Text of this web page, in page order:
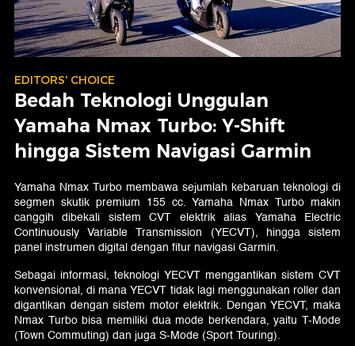
EDITORS' CHOICE
Bedah Teknologi Unggulan
Yamaha Nmax Turbo: Y-Shift
hingga Sistem Navigasi Garmin
Yamaha Nmax Turbo membawa sejumlah kebaruan teknologi di
segmen skutik premium 155 cc. Yamaha Nmax Turbo makin
canggih dibekali sistem CVT elektrik alias Yamaha Electric
Continuously Variable Transmission (YECVT), hingga sistem
panel instrumen digital dengan fitur navigasi Garmin.
Sebagai informasi, teknologi YECVT menggantikan sistem CVT
konvensional, di mana YECVT tidak lagi menggunakan roller dan
digantikan dengan sistem motor elektrik. Dengan YECVT, maka
Nmax Turbo bisa memiliki dua mode berkendara, yaitu T-Mode
(Town Commuting) dan juga S-Mode (Sport Touring).